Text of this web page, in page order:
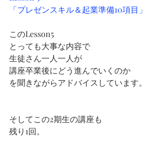
「プレゼンスキル＆起業準備10項目」
このLesson5
とっても大事な内容で
生徒さん一人一人が
講座卒業後にどう進んでいくのか
を聞きながらアドバイスしています。
そしてこの2期生の講座も
残り1回。